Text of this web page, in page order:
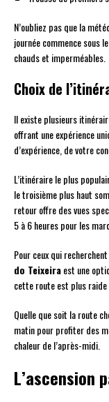
N’oubliez pas que la
journée commence sous
chauds et imperméables.
Choix de
Il existe plusieurs
offrant une expérience
d’expérience, de votre
L’itinéraire le plus
le troisième plus haut
retour offre des vues
5 à 6 heures pour les
Pour ceux qui
do Teixeiraest une
cette route est plus raide
Quelle que soit la route
matin pour profiter des
chaleur de l’après-midi.
L’ascension